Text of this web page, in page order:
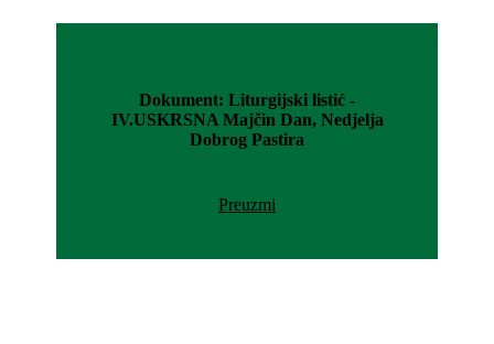
Dokument: Liturgijski listić -
IV.USKRSNA Majčin Dan, Nedjelja
Dobrog Pastira
Preuzmi